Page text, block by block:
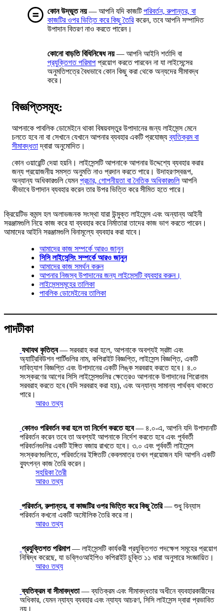
কোন উদ্ভূত নয়— আপনি যদি কাজটিপরিবর্তন, রুপান্তর, বা
কাজটির ওপর ভিত্তি করে কিছু তৈরিকরেন, তবে আপনি সম্পাদিত
উপাদান বিতরণ নাও করতে পারেন।
কোনো বাড়তি বিধিনিষেধ নয়— আপনি আইনি শর্তাদি বা
প্রযুক্তিগত পরিমাপ প্রয়োগ করতে পারবেন না যা লাইসেন্সের
অনুমতিপত্রে বৈধভাবে কোন কিছু করা থেকে অন্যদের সীমাবদ্ধ
করে।
বিজ্ঞপ্তিসমূহ:
আপনাকে পাবলিক ডোমেইনে থাকা বিষয়বস্তুর উপাদানের জন্য লাইসেন্স মেনে
চলতে হবে না বা সেখানে যেখানে আপনার ব্যবহার একটি প্রযোজ্যব্যতিক্রম বা
সীমাবদ্ধতাদ্বারা অনুমোদিত।
কোন ওয়ারেন্টি দেয়া হয়নি। লাইসেন্সটি আপনাকে আপনার উদ্দেশ্যে ব্যবহার করার
জন্য প্রয়োজনীয় সমস্ত অনুমতি নাও প্রদান করতে পারে। উদাহরণস্বরূপ,
অন্যান্য অধিকারগুলি যেমনপ্রচার, গোপনীয়তা বা নৈতিক অধিকারগুলিআপনি
কীভাবে উপাদান ব্যবহার করেন তার উপর ভিত্তি করে সীমিত হতে পারে।
ক্রিয়েটিভ কমন্স হল অলাভজনক সংস্থা যারা উন্মুক্ত লাইসেন্স এবং অন্যান্য আইনী
সরঞ্জামগুলি নিয়ে কাজ করে যা ব্যবহার করে নির্মাতারা তাদের কাজ ভাগ করতে পারেন।
আমাদের আইনি সরঞ্জামগুলি বিনামূল্যে ব্যবহার করা যাবে।
আমাদের কাজ সম্পর্কে আরও জানুন
সিসি লাইসেন্সিং সম্পর্কে আরও জানুন
আমাদের কাজ সমর্থন করুন
আপনার নিজস্ব উপাদানের জন্য লাইসেন্সটি ব্যবহার করুন।
লাইসেন্সসমূহের তালিকা
পাবলিক ডোমেইনের তালিকা
পাদটীকা
যথাযথ কৃতিত্ব— সরবরাহ করা হলে, আপনাকে অবশ্যই স্রষ্টা এবং
অ্যাট্রিবিউশন পার্টিগুলির নাম, কপিরাইট বিজ্ঞপ্তি, লাইসেন্স বিজ্ঞপ্তি, একটি
দাবিত্যাগ বিজ্ঞপ্তি এবং উপাদানের একটি লিঙ্ক সরবরাহ করতে হবে। ৪.০
সংস্করণের আগের সিসি লাইসেন্সগুলির ক্ষেত্রেও আপনাকে উপাদানের শিরোনাম
সরবরাহ করতে হবে (যদি সরবরাহ করা হয়), এবং অন্যান্য সামান্য পার্থক্য থাকতে
পারে।
আরও তথ্য
কোনও পরিবর্তন করা হলে তা নির্দেশ করতে হবে— ৪.০-এ, আপনি যদি উপাদানটি
পরিবর্তন করেন তবে তা অবশ্যই আপনাকে নির্দেশ করতে হবে এবং পূর্ববর্তী
পরিবর্তনগুলির একটি ইঙ্গিত বজায় রাখতে হবে। ৩.০ এবং পূর্ববর্তী লাইসেন্স
সংস্করণগুলিতে, পরিবর্তনের ইঙ্গিতটি কেবলমাত্র তখন প্রয়োজন যদি আপনি একটি
ব্যুৎপন্ন কাজ তৈরি করেন।
সহয়িকা তৈরী
আরও তথ্য
পরিবর্তন, রুপান্তর, বা কাজটির ওপর ভিত্তি করে কিছু তৈরি— শুধু বিন্যাস
পরিবর্তন কখনো একটি অমৌলিক তৈরি করে না।
আরও তথ্য
প্রযুক্তিগত পরিমাপ— লাইসেন্সটি কার্যকরী প্রযুক্তিগত পদক্ষেপ সমূহের প্রয়োগ
নিষিদ্ধ করেছে, যা ডব্লিওআইপিও কপিরাইট চুক্তি ১১ ধারা অনুসারে সংজ্ঞায়িত।
আরও তথ্য
ব্যতিক্রম বা সীমাবদ্ধতা— ব্যতিক্রম এবং সীমাবদ্ধতার অধীনে ব্যবহারকারীদের
অধিকার, যেমন ন্যায্য ব্যবহার এবং ন্যায্য আচরণ, সিসি লাইসেন্স দ্বারা প্রভাবিত
নয়।